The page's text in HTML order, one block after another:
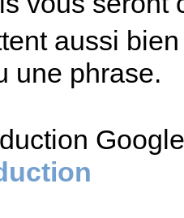
aussi
une phrase.